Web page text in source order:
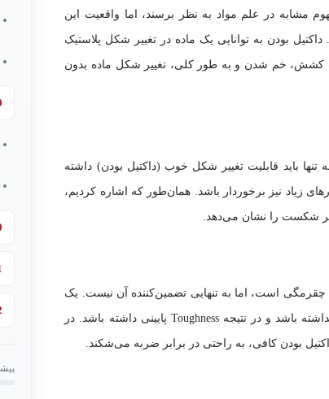
مشابه در علم مواد به نظر برسند، اما واقعیت این
بودن به توانایی یک ماده در تغییر شکل پلاستیک
کشش، خم شدن و به طور کلی، تغییر شکل ماده بدون
باید قابلیت تغییر شکل خوب (داکتیل بودن) داشته
زیاد نیز برخوردار باشد. همان‌طور که اشاره کردیم،
شکست را نشان می‌دهد.
چقرمگی است، اما به تنهایی تضمین‌کننده آن نیست. یک
ماده ممکن است بسیار داکتیل باشد، اما استحکام کافی نداشته باشد و در نتیجه Toughness پایینی داشته باشد. در
بودن کافی، به راحتی در برابر ضربه می‌شکند.